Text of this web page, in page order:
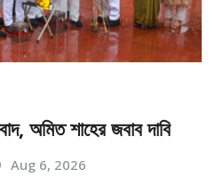
অমিত শাহের জবাব দাবি
Aug 6, 2026